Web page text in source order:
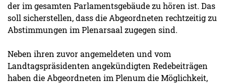
der im gesamten Parlamentsgebäude zu hören ist. Das
soll sicherstellen, dass die Abgeordneten rechtzeitig zu
Abstimmungen im Plenarsaal zugegen sind.
Neben ihren zuvor angemeldeten und vom
Landtagspräsidenten angekündigten Redebeiträgen
haben die Abgeordneten im Plenum die Möglichkeit,